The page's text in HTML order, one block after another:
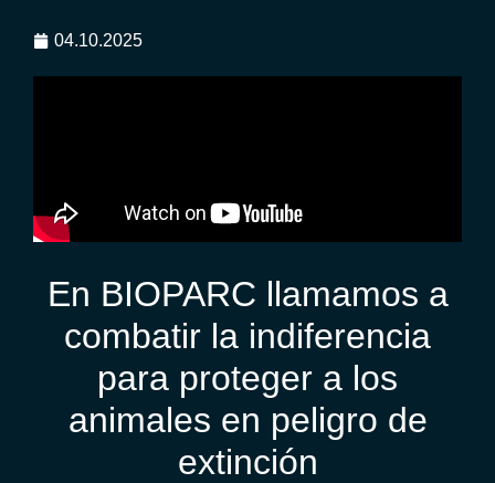
04.10.2025
En BIOPARC llamamos a
combatir la indiferencia
para proteger a los
animales en peligro de
extinción